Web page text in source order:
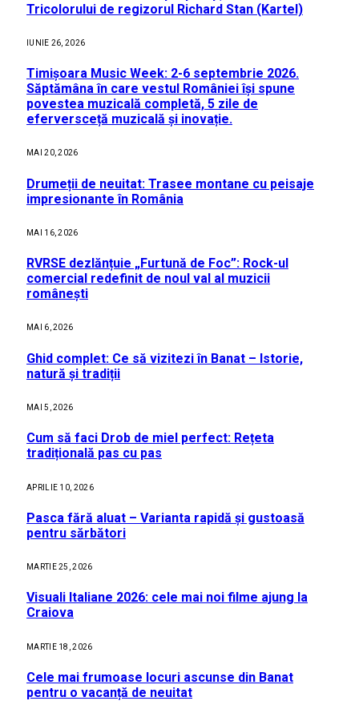
Tricolorului de regizorul Richard Stan (Kartel)
IUNIE 26, 2026
Timișoara Music Week: 2-6 septembrie 2026.
Săptămâna în care vestul României își spune
povestea muzicală completă, 5 zile de
eferversceță muzicală și inovație.
MAI 20, 2026
Drumeții de neuitat: Trasee montane cu peisaje
impresionante în România
MAI 16, 2026
RVRSE dezlănțuie „Furtună de Foc”: Rock-ul
comercial redefinit de noul val al muzicii
românești
MAI 6, 2026
Ghid complet: Ce să vizitezi în Banat – Istorie,
natură și tradiții
MAI 5, 2026
Cum să faci Drob de miel perfect: Rețeta
tradițională pas cu pas
APRILIE 10, 2026
Pasca fără aluat – Varianta rapidă și gustoasă
pentru sărbători
MARTIE 25, 2026
Visuali Italiane 2026: cele mai noi filme ajung la
Craiova
MARTIE 18, 2026
Cele mai frumoase locuri ascunse din Banat
pentru o vacanță de neuitat